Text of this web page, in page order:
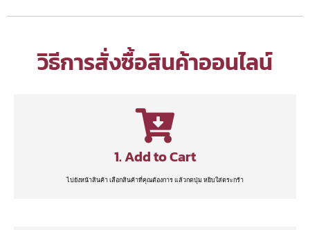
วิธีการสั่งซื้อสินค้าออนไลน์
1. Add to Cart
ไปยังหน้าสินค้า เลือกสินค้าที่คุณต้องการ แล้วกดปุ่ม หยิบใส่ตระกร้า